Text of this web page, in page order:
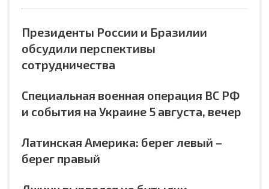
Президенты России и Бразилии
обсудили перспективы
сотрудничества
Специальная военная операция ВС РФ
и события на Украине 5 августа, вечер
Латинская Америка: берег левый –
берег правый